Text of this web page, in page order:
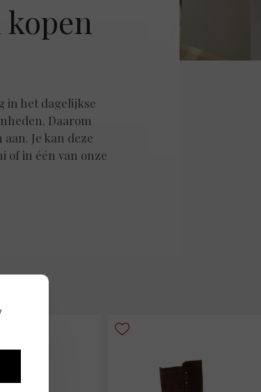
in het dagelijkse
Daarom
Je kan deze
of in één van onze